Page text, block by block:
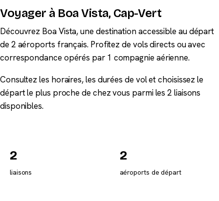
Voyager à Boa Vista, Cap-Vert
Découvrez Boa Vista, une destination accessible au départ
de 2 aéroports français. Profitez de vols directs ou avec
correspondance opérés par 1 compagnie aérienne.
Consultez les horaires, les durées de vol et choisissez le
départ le plus proche de chez vous parmi les 2 liaisons
disponibles.
2
liaisons
2
aéroports de départ